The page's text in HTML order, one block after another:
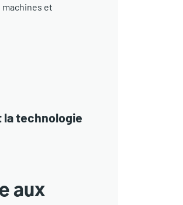
et
la technologie
aux